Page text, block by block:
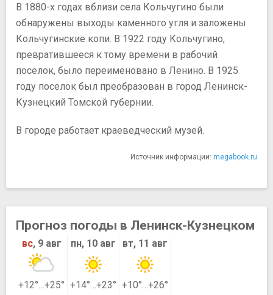
В 1880-х годах вблизи села Кольчугино были
обнаружены выходы каменного угля и заложены
Кольчугинские копи. В 1922 году Кольчугино,
превратившееся к тому времени в рабочий
поселок, было переименовано в Ленино. В 1925
году поселок был преобразован в город Ленинск-
Кузнецкий Томской губернии.
В городе работает краеведческий музей.
Источник информации: megabook.ru
Прогноз погоды в Ленинск-Кузнецком
вс, 9 авг пн, 10 авг вт, 11 авг
+12°…+25° +14°…+23° +10°…+26°